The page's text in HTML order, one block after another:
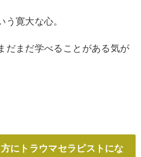
う寛大な心。
だまだ学べることがある気が
にトラウマセラピストにな